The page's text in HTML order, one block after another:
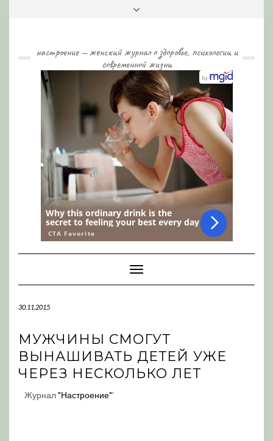
настроение — женский журнал о здоровье, психологии и
современной жизни
Toggle
Navigation
30.11.2015
МУЖЧИНЫ СМОГУТ
ВЫНАШИВАТЬ ДЕТЕЙ УЖЕ
ЧЕРЕЗ НЕСКОЛЬКО ЛЕТ
Журнал"Настроение"'